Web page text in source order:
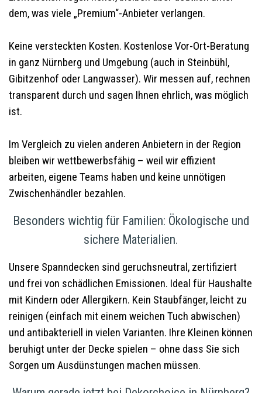
dem, was viele „Premium“-Anbieter verlangen.
Keine versteckten Kosten. Kostenlose Vor-Ort-Beratung
in ganz Nürnberg und Umgebung (auch in Steinbühl,
Gibitzenhof oder Langwasser). Wir messen auf, rechnen
transparent durch und sagen Ihnen ehrlich, was möglich
ist.
Im Vergleich zu vielen anderen Anbietern in der Region
bleiben wir wettbewerbsfähig – weil wir effizient
arbeiten, eigene Teams haben und keine unnötigen
Zwischenhändler bezahlen.
Besonders wichtig für Familien: Ökologische und
sichere Materialien.
Unsere Spanndecken sind geruchsneutral, zertifiziert
und frei von schädlichen Emissionen. Ideal für Haushalte
mit Kindern oder Allergikern. Kein Staubfänger, leicht zu
reinigen (einfach mit einem weichen Tuch abwischen)
und antibakteriell in vielen Varianten. Ihre Kleinen können
beruhigt unter der Decke spielen – ohne dass Sie sich
Sorgen um Ausdünstungen machen müssen.